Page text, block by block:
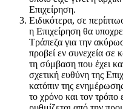
Επιχείρηση.
Ειδικότερα, σε
η Επιχείρηση θα
Τράπεζα για την
προβεί εν συνεχεία σε
τη σύμβαση που έχει
σχετική ευθύνη της
κατόπιν της
το χρόνο και τον τρόπο